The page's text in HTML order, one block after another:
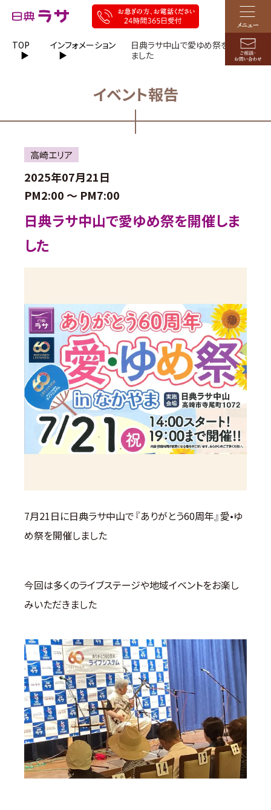
TOP インフォメーション
日典ラサ中山で愛ゆめ祭を開催し
ました
イベント報告
高崎エリア
2025年07月21日
PM2:00 ～ PM7:00
日典ラサ中山で愛ゆめ祭を開催しま
した
7月21日に日典ラサ中山で『ありがとう60周年』愛•ゆ
め祭を開催しました
今回は多くのライブステージや地域イベントをお楽し
みいただきました